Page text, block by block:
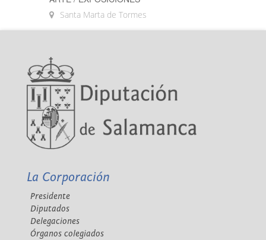
Santa Marta de Tormes
La Corporación
Presidente
Diputados
Delegaciones
Órganos colegiados